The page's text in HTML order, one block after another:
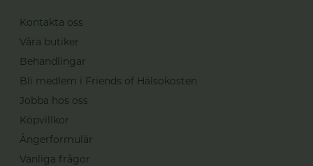
Kontakta oss
Våra butiker
Behandlingar
Bli medlem i Friends of Hälsokosten
Jobba hos oss
Köpvillkor
Ångerformulär
Vanliga frågor